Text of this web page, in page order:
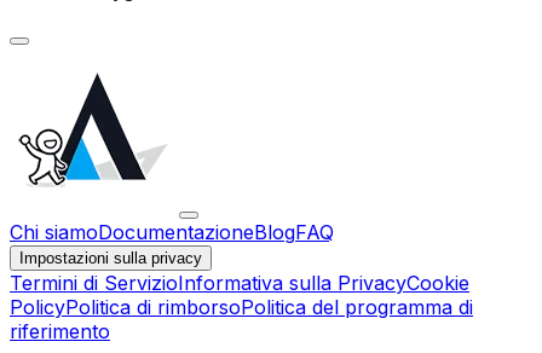
Chi siamoDocumentazioneBlogFAQ
Impostazioni sulla privacy
Termini di ServizioInformativa sulla PrivacyCookie
PolicyPolitica di rimborsoPolitica del programma di
riferimento